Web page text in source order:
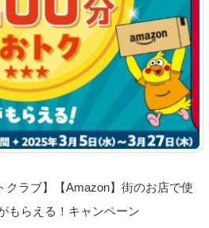
クラブ】【Amazon】街のお店で使
もらえる！キャンペーン